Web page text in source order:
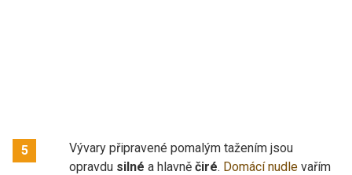
5
Vývary připravené pomalým tažením jsou
opravdu silné a hlavně čiré. Domácí nudle vařím